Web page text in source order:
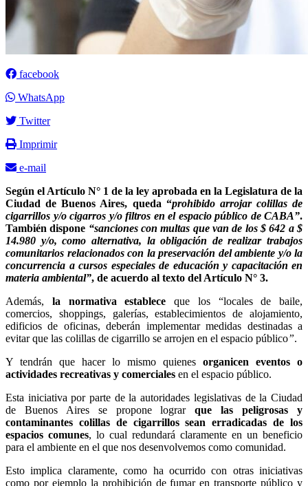
facebook
WhatsApp
Twitter
Imprimir
e-mail
Según el Artículo N° 1 de la ley aprobada en la Legislatura de la
Ciudad de Buenos Aires, queda “prohibido arrojar colillas de
cigarrillos y/o cigarros y/o filtros en el espacio público de CABA”.
También dispone “sanciones con multas que van de los $ 642 a $
14.980 y/o, como alternativa, la obligación de realizar trabajos
comunitarios relacionados con la preservación del ambiente y/o la
concurrencia a cursos especiales de educación y capacitación en
materia ambiental”, de acuerdo al texto del Artículo N° 3.
Además, la normativa establece que los “locales de baile,
comercios, shoppings, galerías, establecimientos de alojamiento,
edificios de oficinas, deberán implementar medidas destinadas a
evitar que las colillas de cigarrillo se arrojen en el espacio público”.
Y tendrán que hacer lo mismo quienes organicen eventos o
actividades recreativas y comerciales en el espacio público.
Esta iniciativa por parte de la autoridades legislativas de la Ciudad
de Buenos Aires se propone lograrque las peligrosas y
contaminantes colillas de cigarrillos sean erradicadas de los
espacios comunes, lo cual redundará claramente en un beneficio
para el ambiente en el que nos desenvolvemos como comunidad.
Esto implica claramente, como ha ocurrido con otras iniciativas
como por ejemplo la prohibición de fumar en transporte público y